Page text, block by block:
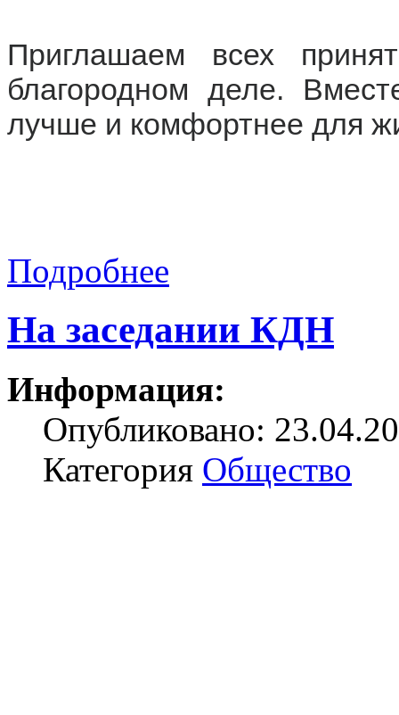
Приглашаем всех
благородном деле.
лучше и комфортнее для
Подробнее
На заседании КДН
Информация:
Опубликовано:
Категория Общество